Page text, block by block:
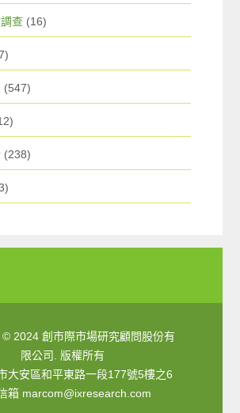
查 (16)
(547)
(238)
2024 創市際市場研究顧問股份有
限公司. 版權所有
大安區和平東路一段177號5樓之6
箱 marcom@ixresearch.com